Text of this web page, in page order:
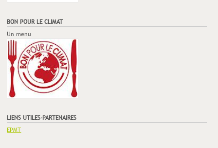
BON POUR LE CLIMAT
Un menu
LIENS UTILES-PARTENAIRES
EPMT